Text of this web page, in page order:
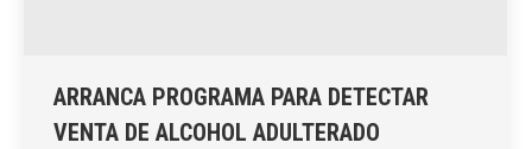
ARRANCA PROGRAMA PARA DETECTAR
VENTA DE ALCOHOL ADULTERADO